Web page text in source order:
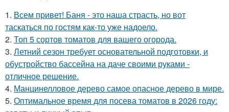
1. Всем привет! Баня - это наша страсть, но вот
таскаться по гостям как-то уже надоело.
2. Топ 5 сортов томатов для вашего огорода.
3. Летний сезон требует основательной подготовки, и
обустройство бассейна на даче своими руками -
отличное решение.
4. Манцинелловое дерево самое опасное дерево в мире.
5. Оптимальное время для посева томатов в 2026 году: